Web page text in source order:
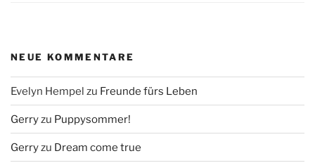
NEUE KOMMENTARE
Evelyn Hempel zu Freunde fürs Leben
Gerryzu Puppysommer!
Gerryzu Dream come true